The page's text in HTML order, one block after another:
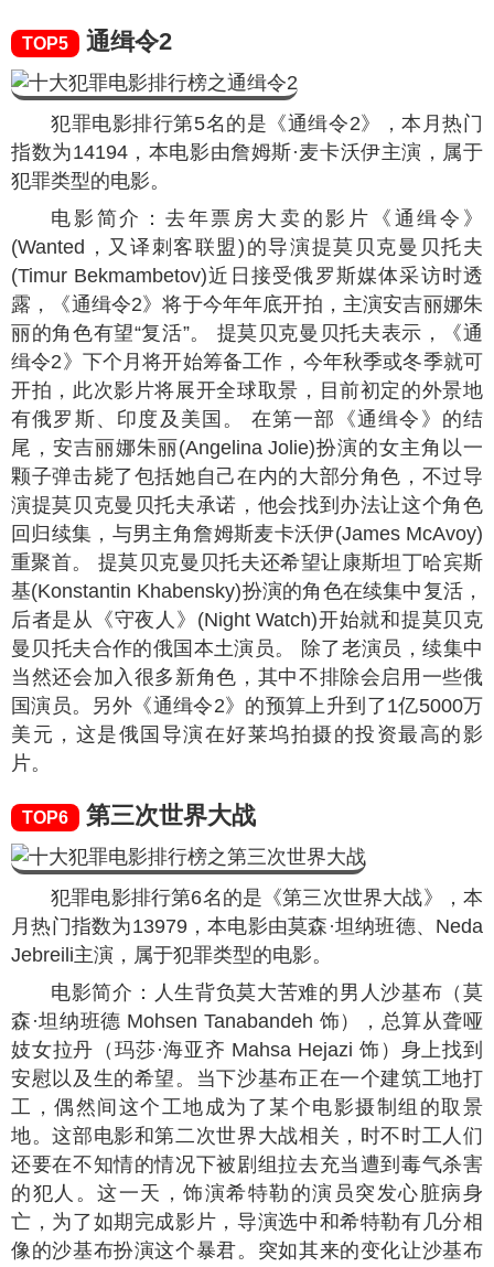
TOP5 通缉令2
犯罪电影排行第5名的是《通缉令2》，本月热门
指数为14194，本电影由詹姆斯·麦卡沃伊主演，属于
犯罪类型的电影。
电影简介：去年票房大卖的影片《通缉令》
(Wanted，又译刺客联盟)的导演提莫贝克曼贝托夫
(Timur Bekmambetov)近日接受俄罗斯媒体采访时透
露，《通缉令2》将于今年年底开拍，主演安吉丽娜朱
丽的角色有望“复活”。 提莫贝克曼贝托夫表示，《通
缉令2》下个月将开始筹备工作，今年秋季或冬季就可
开拍，此次影片将展开全球取景，目前初定的外景地
有俄罗斯、印度及美国。 在第一部《通缉令》的结
尾，安吉丽娜朱丽(Angelina Jolie)扮演的女主角以一
颗子弹击毙了包括她自己在内的大部分角色，不过导
演提莫贝克曼贝托夫承诺，他会找到办法让这个角色
回归续集，与男主角詹姆斯麦卡沃伊(James McAvoy)
重聚首。 提莫贝克曼贝托夫还希望让康斯坦丁哈宾斯
基(Konstantin Khabensky)扮演的角色在续集中复活，
后者是从《守夜人》(Night Watch)开始就和提莫贝克
曼贝托夫合作的俄国本土演员。 除了老演员，续集中
当然还会加入很多新角色，其中不排除会启用一些俄
国演员。另外《通缉令2》的预算上升到了1亿5000万
美元，这是俄国导演在好莱坞拍摄的投资最高的影
片。
TOP6 第三次世界大战
犯罪电影排行第6名的是《第三次世界大战》，本
月热门指数为13979，本电影由莫森·坦纳班德、Neda
Jebreili主演，属于犯罪类型的电影。
电影简介：人生背负莫大苦难的男人沙基布（莫
森·坦纳班德 Mohsen Tanabandeh 饰），总算从聋哑
妓女拉丹（玛莎·海亚齐 Mahsa Hejazi 饰）身上找到
安慰以及生的希望。当下沙基布正在一个建筑工地打
工，偶然间这个工地成为了某个电影摄制组的取景
地。这部电影和第二次世界大战相关，时不时工人们
还要在不知情的情况下被剧组拉去充当遭到毒气杀害
的犯人。这一天，饰演希特勒的演员突发心脏病身
亡，为了如期完成影片，导演选中和希特勒有几分相
像的沙基布扮演这个暴君。突如其来的变化让沙基布